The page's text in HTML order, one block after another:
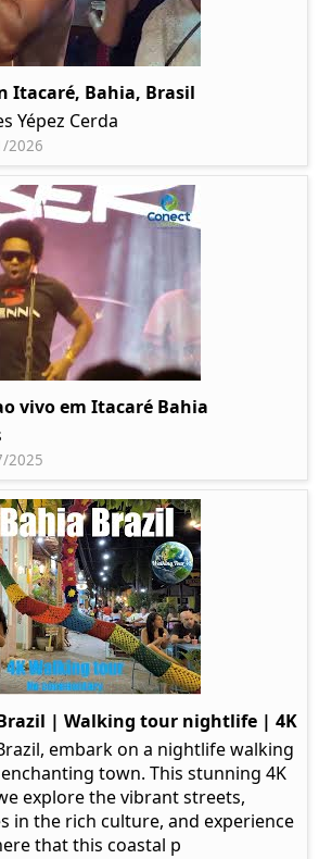
Itacaré, Bahia, Brasil
Yépez Cerda
2026
vivo em Itacaré Bahia
2025
Brazil | Walking tour nightlife | 4K
embark on a nightlife walking
town. This stunning 4K
explore the vibrant streets,
in the rich culture, and experience
that this coastal p